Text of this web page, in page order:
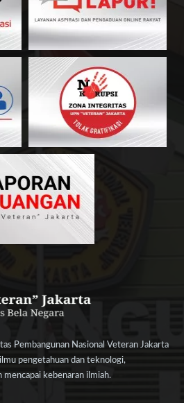
Pembangunan Nasional Veteran Jakarta
pengetahuan dan teknologi,
mencapai kebenaran ilmiah.